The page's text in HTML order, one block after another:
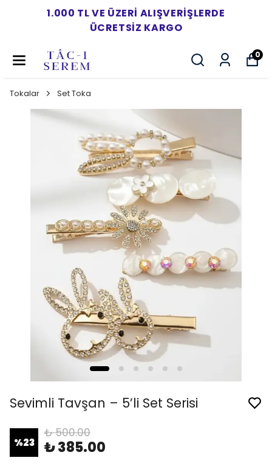
1.000 TL VE ÜZERI ALIŞVERIŞLERDE
ÜCRETSIZ KARGO
0
Tokalar Set Toka
Sevimli Tavşan – 5’li Set Serisi
%23
₺ 500.00
₺ 385.00